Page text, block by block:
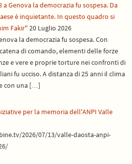
Genova la democrazia fu sospesa. Da
è inquietante. In questo quadro si
Fakir" 20 Luglio 2026
la democrazia fu sospesa. Con
di comando, elementi delle forze
e vere e proprie torture nei confronti di
fu ucciso. A distanza di 25 anni il clima
con una […]
per la memoria dell'ANPI Valle
2026/07/13/valle-daosta-anpi-